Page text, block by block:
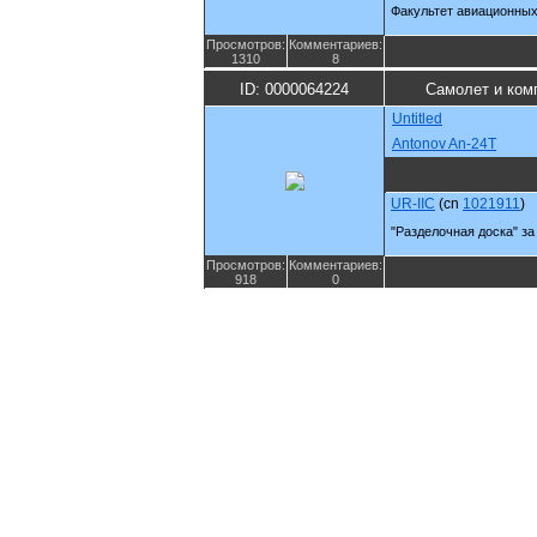
Факультет
Просмотров:
1310
Комментариев:
8
ID: 0000064224 Самолет и
Untitled
Antonov An-24T
UR-IIC (cn 1021911)
"Разделочная доска"
Просмотров:
918
Комментариев:
0